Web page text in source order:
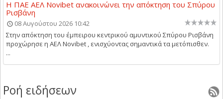
Η ΠΑΕ ΑΕΛ Novibet ανακοινώνει την απόκτηση του Σπύρου
Ρισβάνη
08 Αυγούστου 2026 10:42
Στην απόκτηση του έμπειρου κεντρικού αμυντικού Σπύρου Ρισβάνη
προχώρησε η ΑΕΛ Novibet , ενισχύοντας σημαντικά τα μετόπισθεν.
...
Ροή ειδήσεων